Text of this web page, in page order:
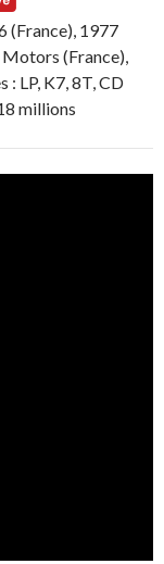
(France), 1977
(France),
: LP, K7, 8T, CD
millions